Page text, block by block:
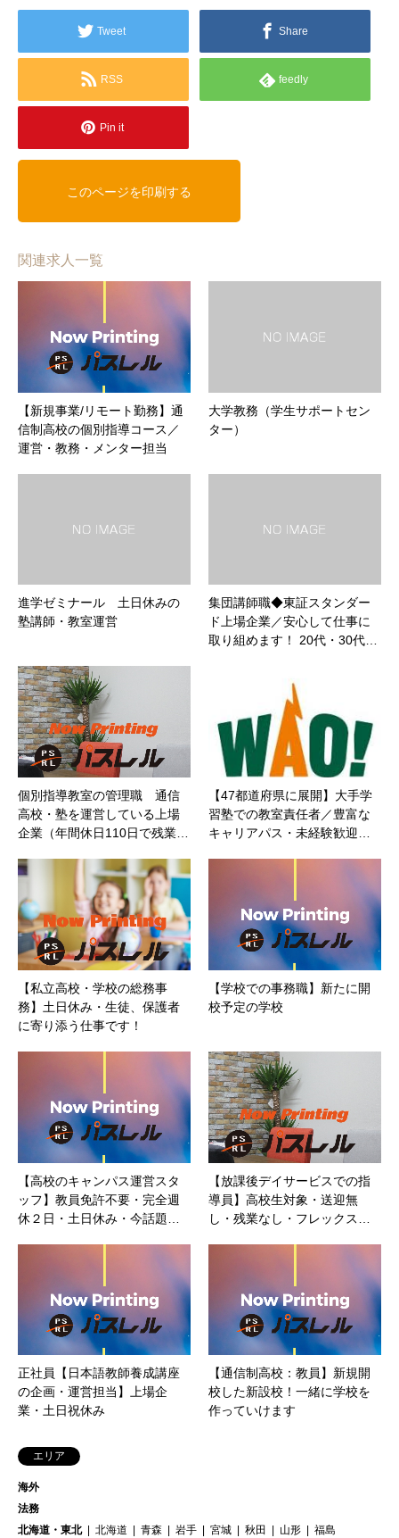
Tweet Share
RSS feedly
Pin it
関連求人一覧
【新規事業/リモート勤務】通
信制高校の個別指導コース／
運営・教務・メンター担当
大学教務（学生サポートセン
ター）
進学ゼミナール 土日休みの
塾講師・教室運営
集団講師職◆東証スタンダー
ド上場企業／安心して仕事に
取り組めます！ 20代・30代…
個別指導教室の管理職 通信
高校・塾を運営している上場
企業（年間休日110日で残業…
【47都道府県に展開】大手学
習塾での教室責任者／豊富な
キャリアパス・未経験歓迎…
【私立高校・学校の総務事
務】土日休み・生徒、保護者
に寄り添う仕事です！
【学校での事務職】新たに開
校予定の学校
【高校のキャンパス運営スタ
ッフ】教員免許不要・完全週
休２日・土日休み・今話題…
【放課後デイサービスでの指
導員】高校生対象・送迎無
し・残業なし・フレックス…
正社員【日本語教師養成講座
の企画・運営担当】上場企
業・土日祝休み
【通信制高校：教員】新規開
校した新設校！一緒に学校を
作っていけます
エリア
海外
法務
北海道・東北
北海道 青森 岩手 宮城 秋田 山形
福島